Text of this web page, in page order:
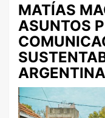
MATÍAS
ASUNTOS